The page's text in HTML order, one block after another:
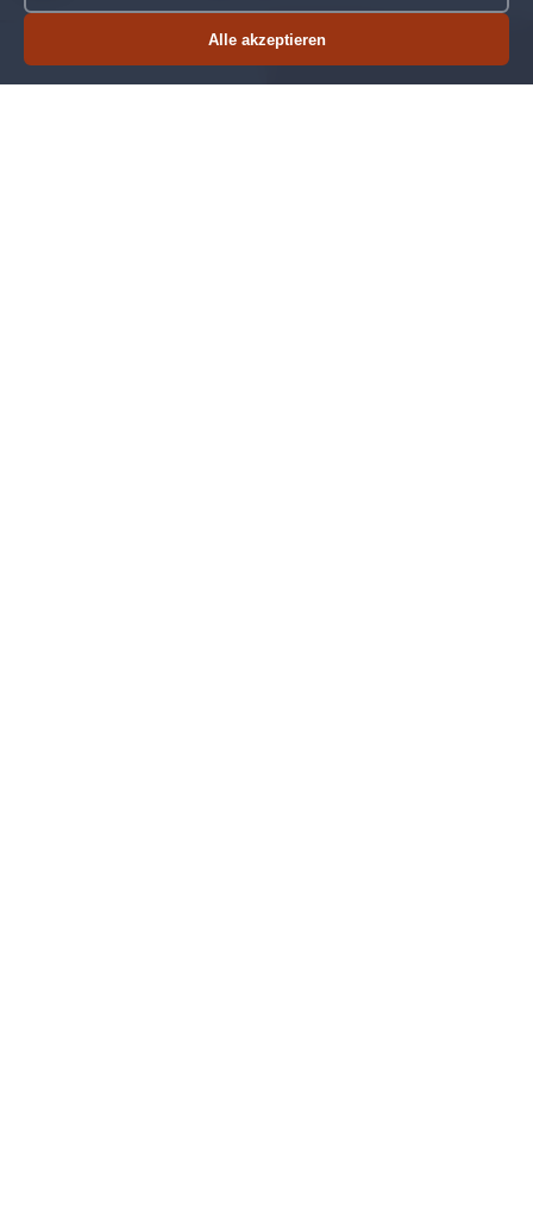
Wegbeschreibungen, Einzugsgebiet und
Anfahrtskosten direkt erkennbar.
Alle akzeptieren